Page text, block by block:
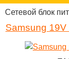
Сетевой блок
Samsung